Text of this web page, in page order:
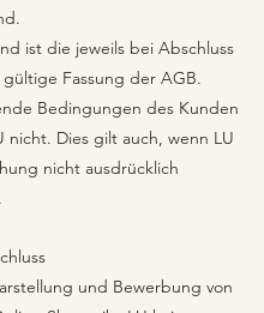
ist die jeweils bei Abschluss
Fassung der AGB.
Bedingungen des Kunden
nicht. Dies gilt auch, wenn LU
nicht ausdrücklich
und Bewerbung von